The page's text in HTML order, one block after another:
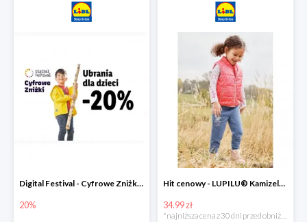
Digital Festival - Cyfrowe Zniżki Ubrania dla dzieci w Lidlu -20%
20%
Hit cenowy - LUPILU® Kamizelka pikowana dziewczęca
34.99 zł